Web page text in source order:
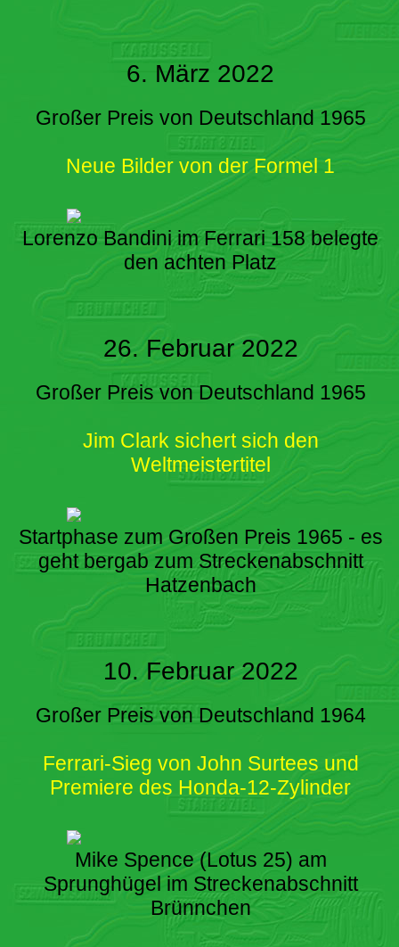
6. März 2022
Großer Preis von Deutschland 1965
Neue Bilder von der Formel 1
Lorenzo Bandini im Ferrari 158 belegte
den achten Platz
26. Februar 2022
Großer Preis von Deutschland 1965
Jim Clark sichert sich den
Weltmeistertitel
Startphase zum Großen Preis 1965 - es
geht bergab zum Streckenabschnitt
Hatzenbach
10. Februar 2022
Großer Preis von Deutschland 1964
Ferrari-Sieg von John Surtees und
Premiere des Honda-12-Zylinder
Mike Spence (Lotus 25) am
Sprunghügel im Streckenabschnitt
Brünnchen